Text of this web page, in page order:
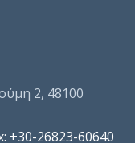
2, 48100
+30-26823-60640